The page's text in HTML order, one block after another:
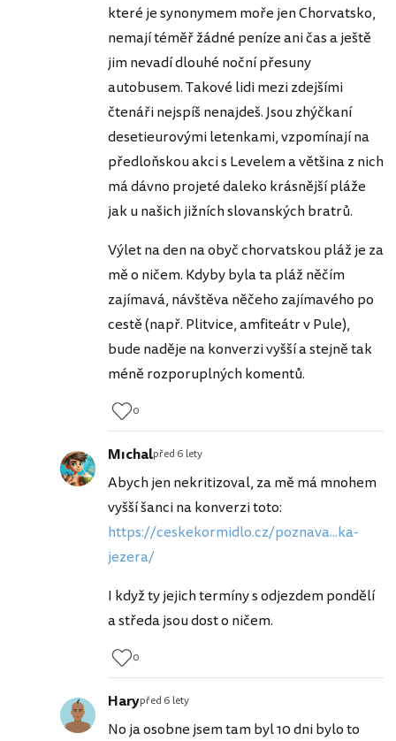
které je synonymem moře jen Chorvatsko,
nemají téměř žádné peníze ani čas a ještě
jim nevadí dlouhé noční přesuny
autobusem. Takové lidi mezi zdejšími
čtenáři nejspíš nenajdeš. Jsou zhýčkaní
desetieurovými letenkami, vzpomínají na
předloňskou akci s Levelem a většina z nich
má dávno projeté daleko krásnější pláže
jak u našich jižních slovanských bratrů.
Výlet na den na obyč chorvatskou pláž je za
mě o ničem. Kdyby byla ta pláž něčím
zajímavá, návštěva něčeho zajímavého po
cestě (např. Plitvice, amfiteátr v Pule),
bude naděje na konverzi vyšší a stejně tak
méně rozporuplných komentů.
0
Mıchalpřed 6 lety
Abych jen nekritizoval, za mě má mnohem
vyšší šanci na konverzi toto:
https://ceskekormidlo.cz/poznava...ka-
jezera/
I když ty jejich termíny s odjezdem pondělí
a středa jsou dost o ničem.
0
Harypřed 6 lety
No ja osobne jsem tam byl 10 dni bylo to